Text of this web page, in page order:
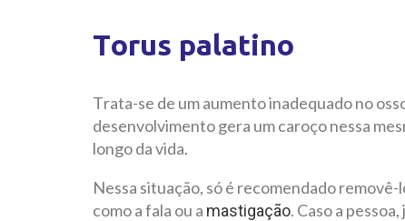
Torus palatino
Trata-se de um aumento inadequado no
desenvolvimento gera um caroço nessa
longo da vida.
Nessa situação, só é recomendado
como a fala ou a mastigação. Caso a